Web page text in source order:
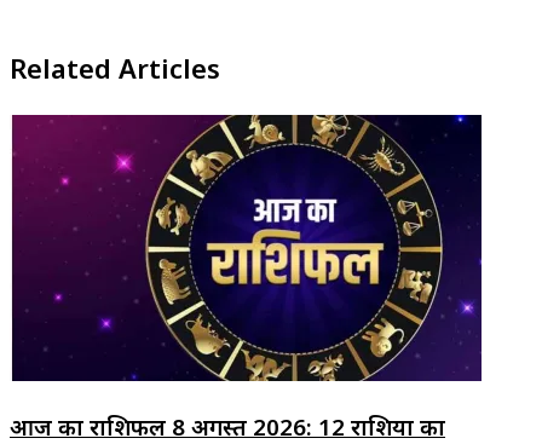
Related Articles
आज का राशिफल 8 अगस्त 2026: 12 राशियों का